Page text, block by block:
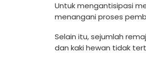
Untuk mengantisipasi
menangani proses
Selain itu, sejumlah
dan kaki hewan tidak